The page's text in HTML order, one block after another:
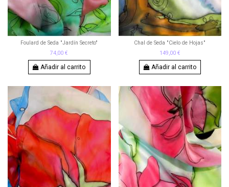
Foulard de Seda "Jardín Secreto"
74,00 €
Añadir al carrito
Chal de Seda "Cielo de Hojas"
149,00 €
Añadir al carrito